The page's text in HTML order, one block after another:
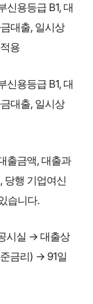
신용등급 B1, 대
대출, 일시상
용
신용등급 B1, 대
대출, 일시상
출금액, 대출과
당행 기업여신
습니다.
시실 → 대출상
금리) → 91일